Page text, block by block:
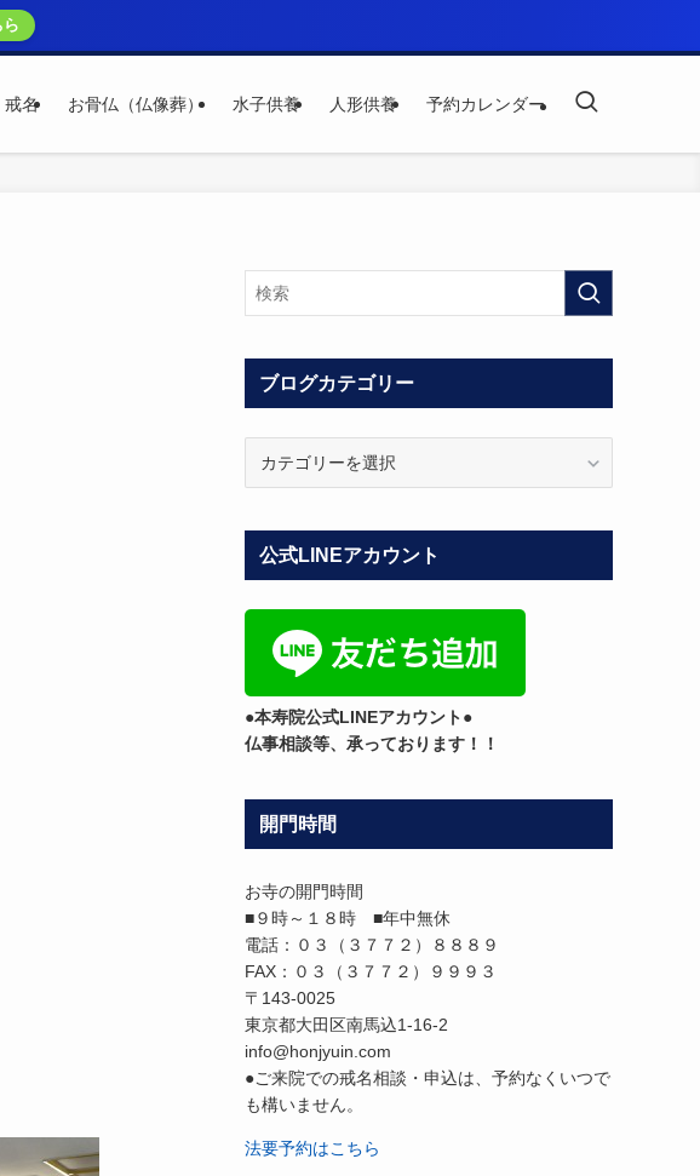
ら
戒名 お骨仏（仏像葬） 水子供養 人形供養 予約カレンダー
ブログカテゴリー
カ
テ
ゴ
リ
公式LINEアカウント
●本寿院公式LINEアカウント●
仏事相談等、承っております！！
開門時間
お寺の開門時間
■９時～１８時 ■年中無休
電話：０３（３７７２）８８８９
FAX：０３（３７７２）９９９３
〒143-0025
東京都大田区南馬込1-16-2
info@honjyuin.com
●ご来院での戒名相談・申込は、予約なくいつで
も構いません。
法要予約はこちら